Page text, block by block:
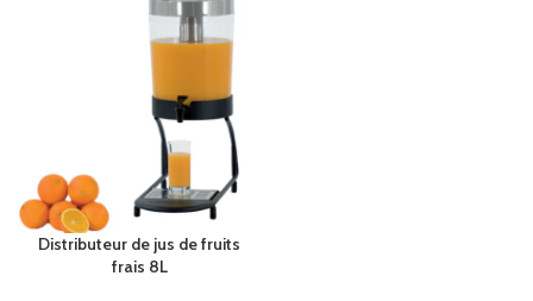
Distributeur de jus de fruits
frais 8L